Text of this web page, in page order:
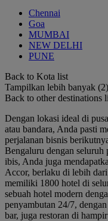
Chennai
Goa
MUMBAI
NEW DELHI
PUNE
Back to Kota list
Tampilkan lebih banyak (2)
Back to other destinations
Dengan lokasi ideal di
atau bandara, Anda pasti
perjalanan bisnis
Bengaluru dengan
ibis, Anda juga
Accor, berlaku di lebih
memiliki 1800 hotel di
sebuah hotel modern
penyambutan 24/7,
bar, juga restoran di